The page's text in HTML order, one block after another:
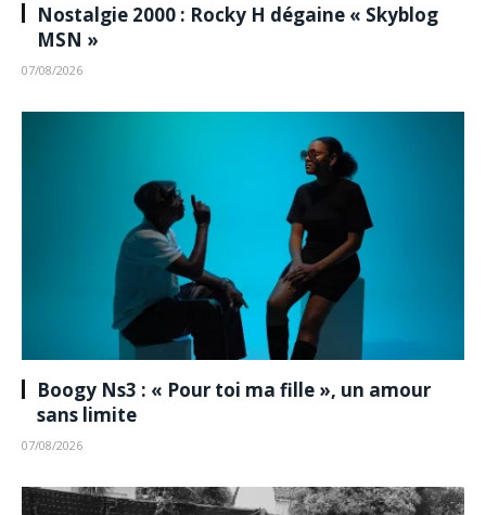
Nostalgie 2000 : Rocky H dégaine « Skyblog
MSN »
07/08/2026
Boogy Ns3 : « Pour toi ma fille », un amour
sans limite
07/08/2026